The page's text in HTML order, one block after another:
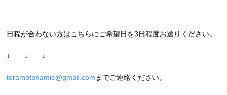
日程が合わない方はこちらにご希望日を3日程度お送りください。
↓ ↓ ↓
teramotonamie@gmail.com までご連絡ください。